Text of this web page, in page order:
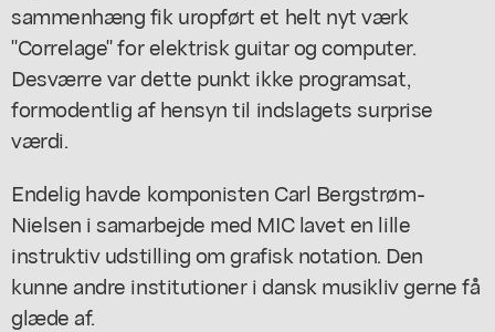
sammenhæng fik uropført et helt nyt værk
"Correlage" for elektrisk guitar og computer.
Desværre var dette punkt ikke programsat,
formodentlig af hensyn til indslagets surprise
værdi.
Endelig havde komponisten Carl Bergstrøm-
Nielsen i samarbejde med MIC lavet en lille
instruktiv udstilling om grafisk notation. Den
kunne andre institutioner i dansk musikliv gerne få
glæde af.